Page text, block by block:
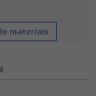
materiais